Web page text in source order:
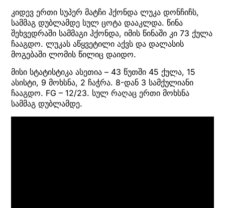
კიდევ ერთი სუპერ მატჩი ჰქონდა ლუკა დონჩიჩს,
სამმაგ დუბლამდე სულ ცოტა დააკლდა. წინა
შეხვედრაში სამმაგი ჰქონდა, იმის წინაში კი 73 ქულა
ჩააგდო. ლუკას აწყვეტილი აქვს და დალასის
მოგებაში ლომის წილიც დაიდო.
მისი სტატისტიკა ასეთია – 43 წუთში 45 ქულა, 15
ასისტი, 9 მოხსნა, 2 ჩაჭრა. 8-დან 3 სამქულიანი
ჩააგდო. FG – 12/23. სულ რაღაც ერთი მოხსნა
სამმაგ დუბლამდე.